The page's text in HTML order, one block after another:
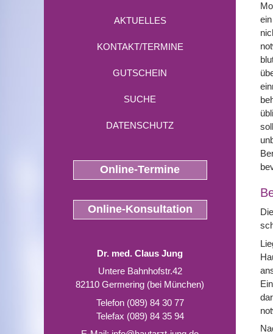
AKTUELLES
KONTAKT/TERMINE
GUTSCHEIN
SUCHE
DATENSCHUTZ
Online-Termine
Online-Konsultation
Dr. med. Claus Jung
Untere Bahnhofstr.42
82110 Germering (bei München)
Telefon (089) 84 30 77
Telefax (089) 84 35 94